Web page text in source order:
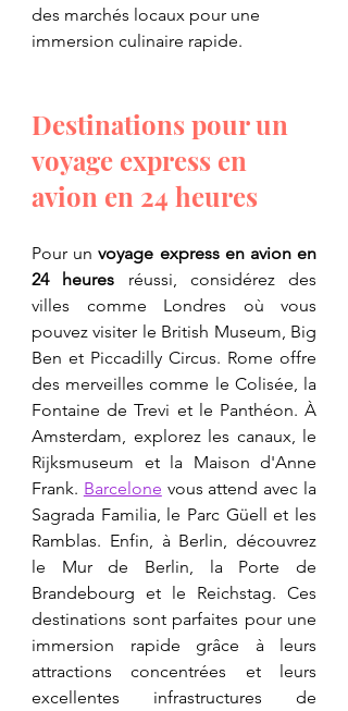
des marchés locaux pour une
immersion culinaire rapide.
Destinations pour un
voyage express en
avion en 24 heures
Pour un voyage express en avion en
24 heures réussi, considérez des
villes comme Londres où vous
pouvez visiter le British Museum, Big
Ben et Piccadilly Circus. Rome offre
des merveilles comme le Colisée, la
Fontaine de Trevi et le Panthéon. À
Amsterdam, explorez les canaux, le
Rijksmuseum et la Maison d'Anne
Frank. Barcelone vous attend avec la
Sagrada Familia, le Parc Güell et les
Ramblas. Enfin, à Berlin, découvrez
le Mur de Berlin, la Porte de
Brandebourg et le Reichstag. Ces
destinations sont parfaites pour une
immersion rapide grâce à leurs
attractions concentrées et leurs
excellentes infrastructures de